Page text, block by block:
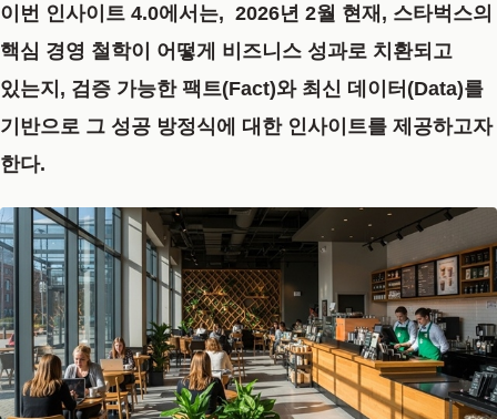
이번 인사이트 4.0에서는, 2026년 2월 현재, 스타벅스의
핵심 경영 철학이 어떻게 비즈니스 성과로 치환되고
있는지, 검증 가능한 팩트(Fact)와 최신 데이터(Data)를
기반으로 그 성공 방정식에 대한 인사이트를 제공하고자
한다.